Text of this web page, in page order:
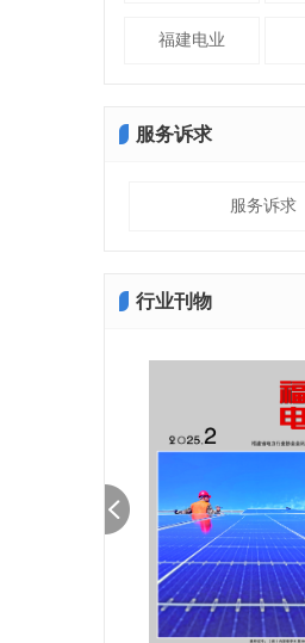
福建电业
服务诉求
服务诉求
行业刊物